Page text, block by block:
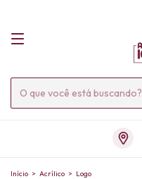
Início > Acrílico > Logo